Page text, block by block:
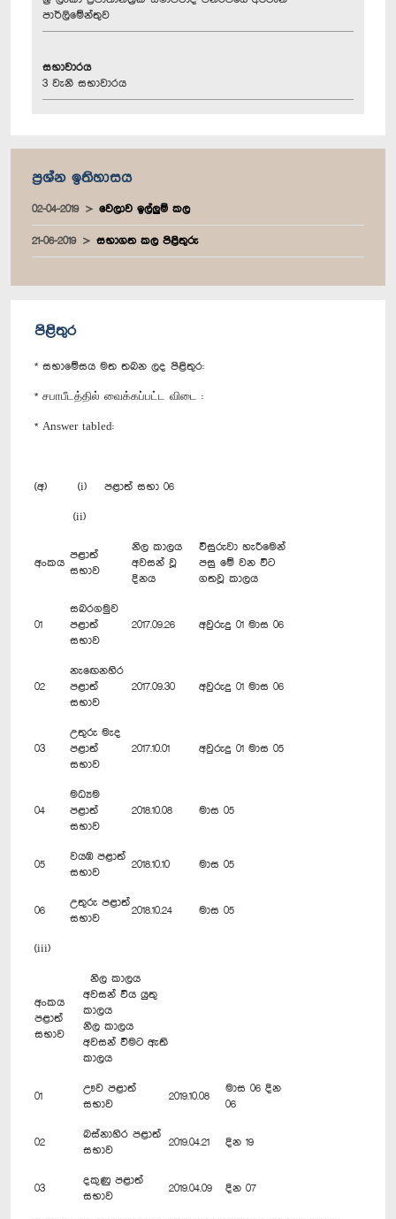
පාර්ලිමේන්තුව
සභාවාරය
3 වැනි සභාවාරය
ප්‍රශ්න ඉතිහාසය
02-04-2019 වෙලාව ඉල්ලුම් කල
21-06-2019 සභාගත කල පිළිතුරු
පිළිතුර
* සභාමේසය මත තබන ලද පිළිතුර:
* சபாபீடத்தில் வைக்கப்பட்ட விடை :
* Answer tabled:
(අ) (i) පළාත් සභා 06
(ii)
අංකය
පළාත්
සභාව
නිල කාලය
අවසන් වූ
දිනය
විසුරුවා හැරීමෙන්
පසු මේ වන විට
ගතවූ කාලය
01
සබරගමුව
පළාත්
සභාව
2017.09.26 අවුරුදු 01 මාස 06
02
නැ‍ඟෙනහිර
පළාත්
සභාව
2017.09.30 අවුරුදු 01 මාස 06
03
උතුරු මැද
පළාත්
සභාව
2017.10.01 අවුරුදු 01 මාස 05
04
මධ්‍යම
පළාත්
සභාව
2018.10.08 මාස 05
05
වයඹ පළාත්
සභාව
2018.10.10 මාස 05
06
උතුරු පළාත්
සභාව
2018.10.24 මාස 05
(iii)
අංකය
පළාත්
සභාව
නිල කාලය
අවසන් විය යුතු
කාලය
නිල කාලය
අවසන් වීමට ඇති
කාලය
01
ඌව පළාත්
සභාව
2019.10.08
මාස 06 දින
06
02
බස්නාහිර පළාත්
සභාව
2019.04.21 දින 19
03
දකුණු පළාත්
සභාව
2019.04.09 දින 07